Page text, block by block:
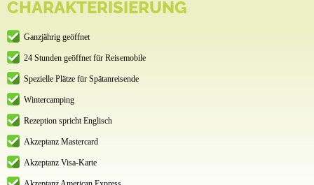
CHARAKTERISIERUNG
Ganzjährig geöffnet
24 Stunden geöffnet für Reisemobile
Spezielle Plätze für Spätanreisende
Wintercamping
Rezeption spricht Englisch
Akzeptanz Mastercard
Akzeptanz Visa-Karte